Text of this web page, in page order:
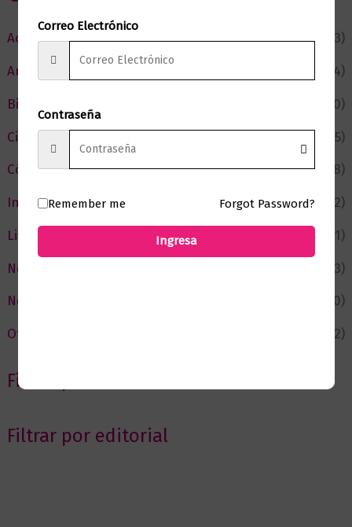
Actualidad
(53)
Autor del Mes
(4)
Bienestar
(230)
Ciencia y Conocimiento
(75)
Cómic y Fantasía
(88)
Infantil y Juvenil
(212)
Literatura
(371)
Negocios
(43)
Novedades
(110)
Ofertas
(12)
Filtrar por Autor
Filtrar por editorial
Correo Electrónico
Contraseña
Remember me Forgot Password?
Ingresa